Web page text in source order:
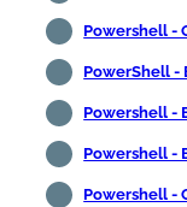
Powershell -
PowerShell -
Powershell -
Powershell -
Powershell -